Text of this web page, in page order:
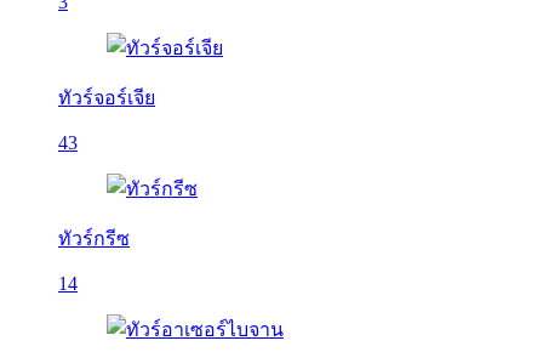
ทัวร์จอร์เจีย
43
ทัวร์กรีซ
14